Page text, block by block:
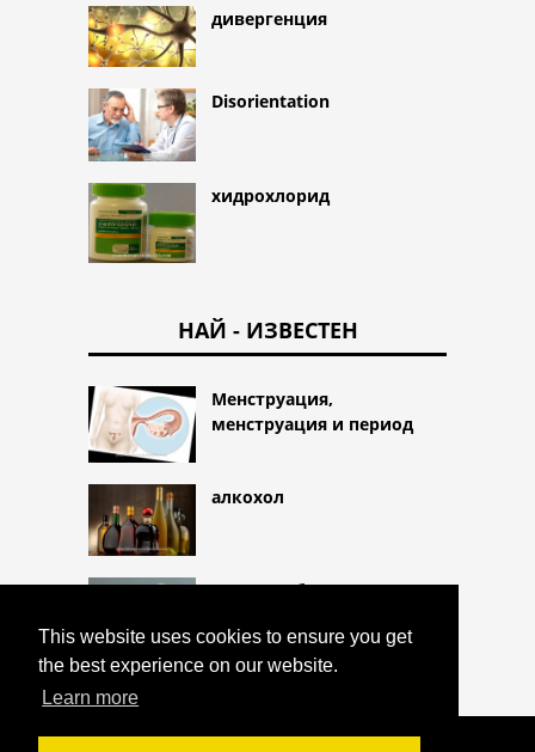
This website uses cookies to ensure you get
the best experience on our website.
Learn more
дивергенция
Disorientation
хидрохлорид
НАЙ - ИЗВЕСТЕН
Менструация,
менструация и период
алкохол
Кожни гъбички